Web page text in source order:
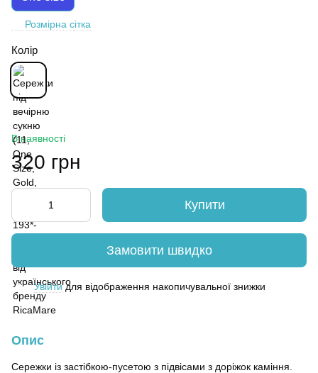
Розмірна сітка
Колір
В наявності
320 грн
Купити
Замовити швидко
% Увійтидля відображення накопичувальної знижки
Опис
Сережки із застібкою-пусетою з підвісами з доріжок каміння.